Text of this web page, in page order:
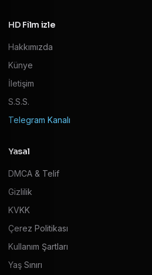
HD Film izle
Hakkımızda
Künye
İletişim
S.S.S.
Telegram Kanalı
Yasal
DMCA & Telif
Gizlilik
KVKK
Çerez Politikası
Kullanım Şartları
Yaş Sınırı